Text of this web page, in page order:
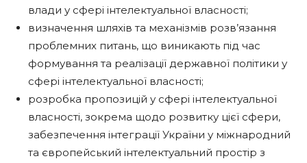
влади у сфері інтелектуальної власності;
визначення шляхів та механізмів розв’язання
проблемних питань, що виникають під час
формування та реалізації державної політики у
сфері інтелектуальної власності;
розробка пропозицій у сфері інтелектуальної
власності, зокрема щодо розвитку цієї сфери,
забезпечення інтеграції України у міжнародний
та європейський інтелектуальний простір з